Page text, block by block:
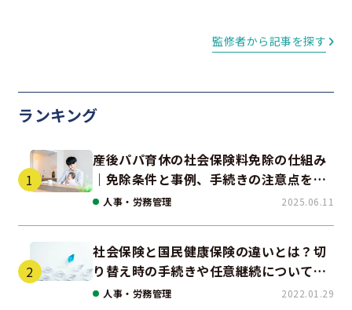
監修者から記事を探す
ランキング
産後パパ育休の社会保険料免除の仕組み
｜免除条件と事例、手続きの注意点を解
説人事・労務管理 2025.06.11
社会保険と国民健康保険の違いとは？切
り替え時の手続きや任意継続について解
説！
人事・労務管理 2022.01.29